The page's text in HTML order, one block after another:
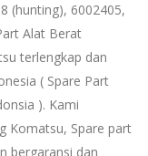
(hunting), 6002405,
Alat Berat
terlengkap dan
( Spare Part
). Kami
Komatsu, Spare part
bergaransi dan